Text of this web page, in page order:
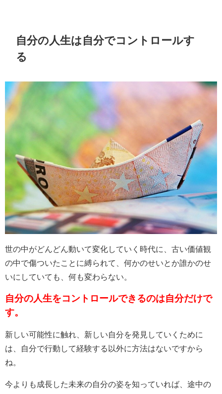
自分の人生は自分でコントロールす
る
世の中がどんどん動いて変化していく時代に、古い価値観
の中で傷ついたことに縛られて、何かのせいとか誰かのせ
いにしていても、何も変わらない。
自分の人生をコントロールできるのは自分だけで
す。
新しい可能性に触れ、新しい自分を発見していくために
は、自分で行動して経験する以外に方法はないですから
ね。
今よりも成長した未来の自分の姿を知っていれば、途中の